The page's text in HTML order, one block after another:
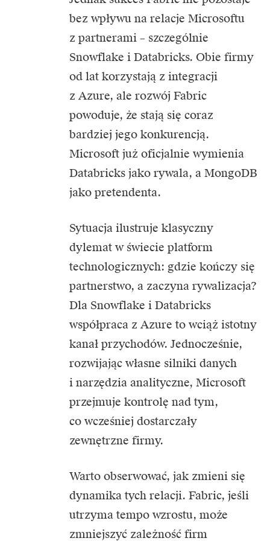
bez wpływu na relacje Microsoftu
z partnerami – szczególnie
Snowflake i Databricks. Obie firmy
od lat korzystają z integracji
z Azure, ale rozwój Fabric
powoduje, że stają się coraz
bardziej jego konkurencją.
Microsoft już oficjalnie wymienia
Databricks jako rywala, a MongoDB
jako pretendenta.
Sytuacja ilustruje klasyczny
dylemat w świecie platform
technologicznych: gdzie kończy się
partnerstwo, a zaczyna rywalizacja?
Dla Snowflake i Databricks
współpraca z Azure to wciąż istotny
kanał przychodów. Jednocześnie,
rozwijając własne silniki danych
i narzędzia analityczne, Microsoft
przejmuje kontrolę nad tym,
co wcześniej dostarczały
zewnętrzne firmy.
Warto obserwować, jak zmieni się
dynamika tych relacji. Fabric, jeśli
utrzyma tempo wzrostu, może
zmniejszyć zależność firm